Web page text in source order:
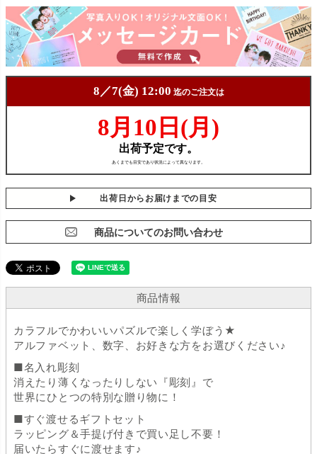
出荷日からお届けまでの目安
商品についてのお問い合わせ
商品情報
カラフルでかわいいパズルで楽しく学ぼう★
アルファベット、数字、お好きな方をお選びください♪
■名入れ彫刻
消えたり薄くなったりしない『彫刻』で
世界にひとつの特別な贈り物に！
■すぐ渡せるギフトセット
ラッピング＆手提げ付きで買い足し不要！
届いたらすぐに渡せます♪